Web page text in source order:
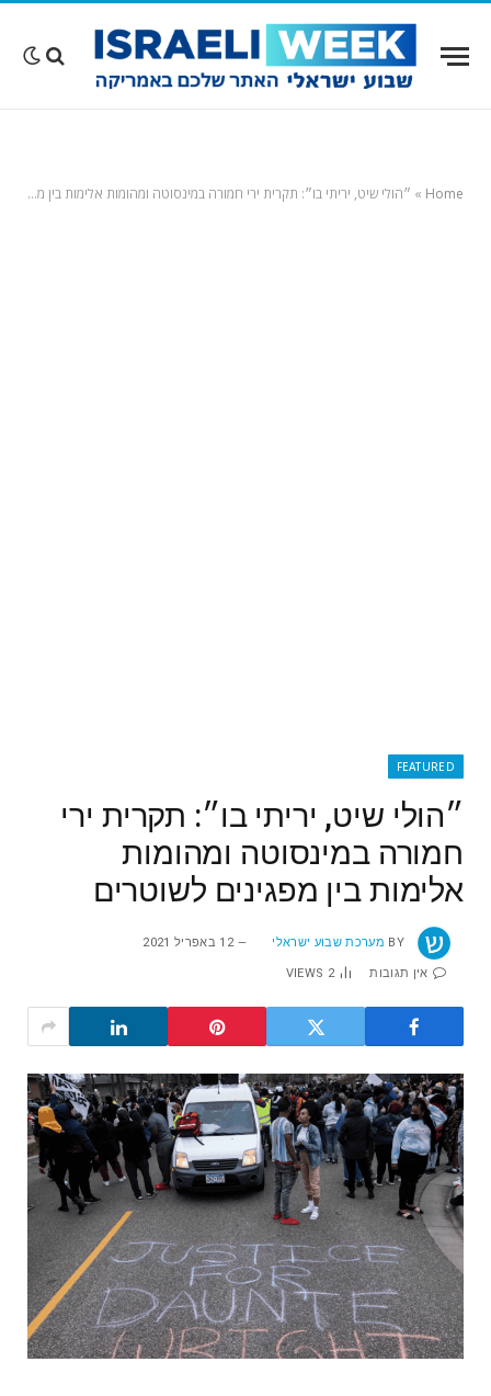
Home
» ״הולי שיט, יריתי בו״: תקרית ירי חמורה במינסוטה ומהומות אלימות בין מפגינים לשוטרים
FEATURED
״הולי שיט, יריתי בו״: תקרית ירי
חמורה במינסוטה ומהומות
אלימות בין מפגינים לשוטרים
BY מערכת שבוע ישראלי 12 באפריל 2021
אין תגובות 2
VIEWS